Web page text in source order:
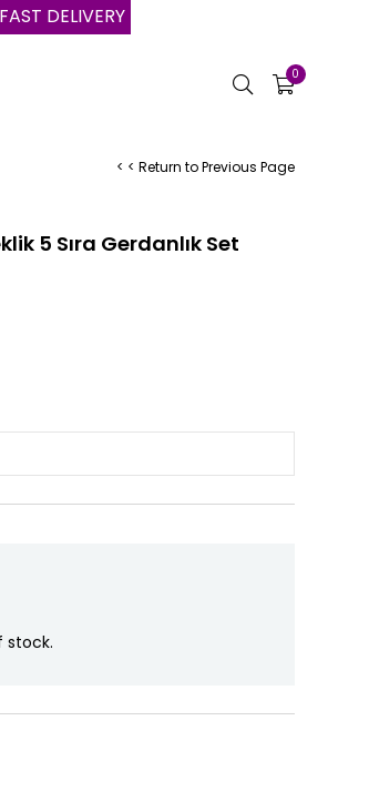
| SAFE SHOPPING ON THE INTERNET
0
< < Return to Previous Page
5 Sıra Gerdanlık Set
stock.